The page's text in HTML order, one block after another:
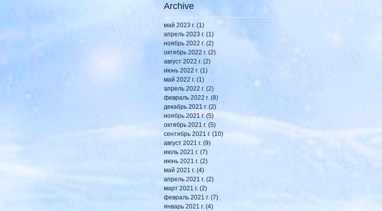
Archive
май 2023 г. (1)
апрель 2023 г. (1)
ноябрь 2022 г. (2)
октябрь 2022 г. (2)
август 2022 г. (2)
июнь 2022 г. (1)
май 2022 г. (1)
апрель 2022 г. (2)
февраль 2022 г. (8)
декабрь 2021 г. (2)
ноябрь 2021 г. (5)5 постов
октябрь 2021 г. (5)
сентябрь 2021 г. (10)10 постов
август 2021 г. (9)
июль 2021 г. (7)
июнь 2021 г. (2)
май 2021 г. (4)
апрель 2021 г. (2)
март 2021 г. (2)
февраль 2021 г. (7)
январь 2021 г. (4)